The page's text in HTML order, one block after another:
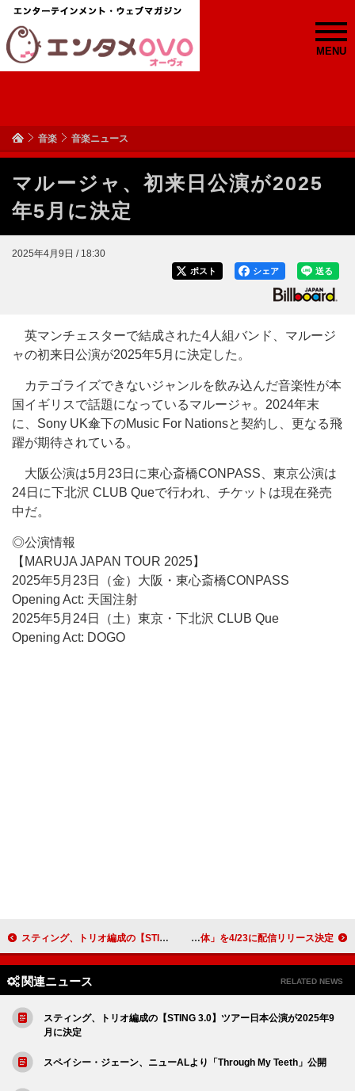
MENU
音楽 音楽ニュース
マルージャ、初来日公演が2025
年5月に決定
2025年4月9日 / 18:30
送る
シェア
ポスト
英マンチェスターで結成された4人組バンド、マルージ
ャの初来日公演が2025年5月に決定した。
カテゴライズできないジャンルを飲み込んだ音楽性が本
国イギリスで話題になっているマルージャ。2024年末
に、Sony UK傘下のMusic For Nationsと契約し、更なる飛
躍が期待されている。
大阪公演は5月23日に東心斎橋CONPASS、東京公演は
24日に下北沢 CLUB Queで行われ、チケットは現在発売
中だ。
◎公演情報
【MARUJA JAPAN TOUR 2025】
2025年5月23日（金）大阪・東心斎橋CONPASS
Opening Act: 天国注射
2025年5月24日（土）東京・下北沢 CLUB Que
Opening Act: DOGO
スティング、トリオ編成の【STING 3.0】ツアー日本公演が2025年9月に決定 オレンジスパイニクラブ、『告知事項あり。～その事故物件で起きること～』主題歌「正体」を4/23に配信リリース決定
関連ニュース RELATED NEWS
スティング、トリオ編成の【STING 3.0】ツアー日本公演が2025年9
月に決定
スペイシー・ジェーン、ニューALより「Through My Teeth」公開